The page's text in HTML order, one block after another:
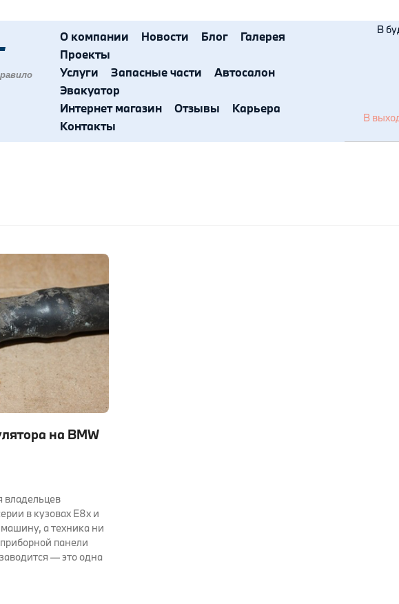
О компании Новости Блог
Галерея
Проекты
Услуги
Запасные части
Автосалон
Эвакуатор
Интернет магазин
Отзывы
Карьера
Контакты
В
В
на BMW
владельцев
в кузовах E8x и
а техника ни
панели
— это одна